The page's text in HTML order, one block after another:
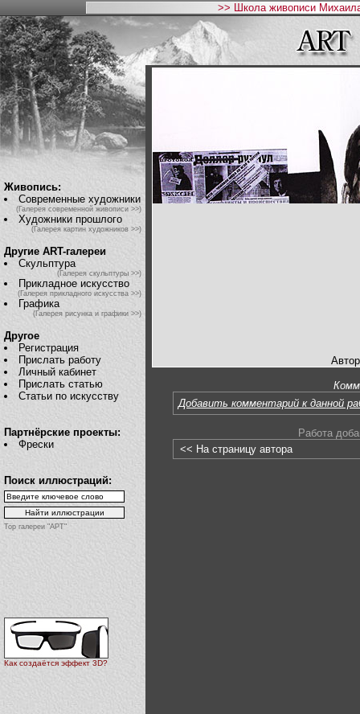
>> Школа живописи
Живопись:
Современные художники
(Галерея современной живописи >>)
Художники прошлого
(Галерея картин художников >>)
Другие ART-галереи
Скульптура
(Галерея скульптуры >>)
Прикладное искусство
(Галерея прикладного искусства >>)
Графика
(Галерея рисунка и графики >>)
Другое
Регистрация
Прислать работу
Личный кабинет
Прислать статью
Статьи по искусству
Партнёрские проекты:
Фрески
Поиск иллюстраций:
Top галереи "АРТ"
Как создаётся эффект 3D?
Добавить комментарий к данной
Работа
<< На страницу автора